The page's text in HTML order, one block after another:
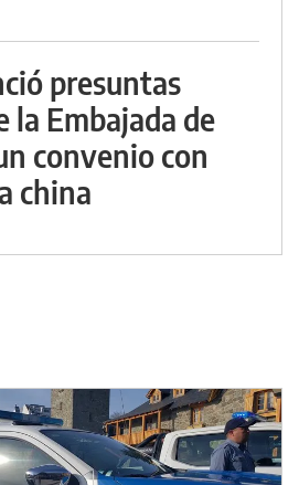
presuntas
la Embajada de
convenio con
china